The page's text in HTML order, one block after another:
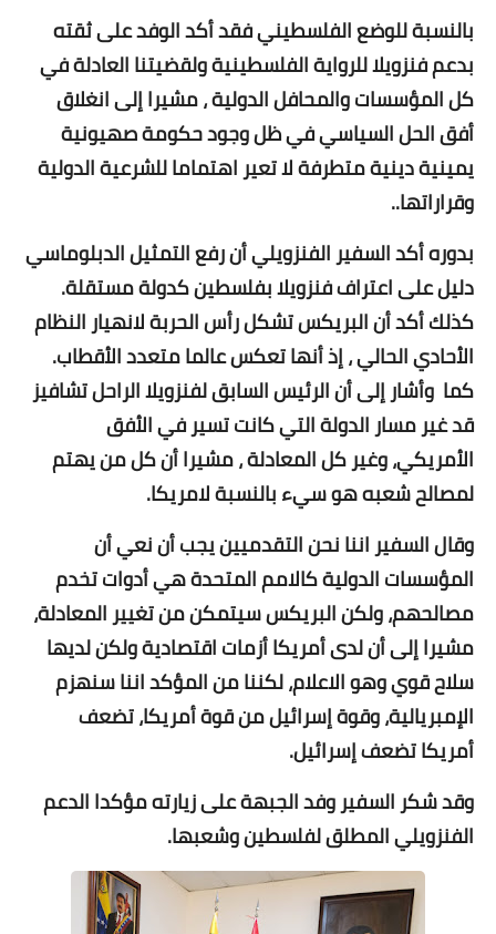
بالنسبة للوضع الفلسطيني فقد أكد الوفد على ثقته
بدعم فنزويلا للرواية الفلسطينية ولقضيتنا العادلة في
كل المؤسسات والمحافل الدولية ، مشيرا إلى انغلاق
أفق الحل السياسي في ظل وجود حكومة صهيونية
يمينية دينية متطرفة لا تعير اهتماما للشرعية الدولية
وقراراتها..
بدوره أكد السفير الفنزويلي أن رفع التمثيل الدبلوماسي
دليل على اعتراف فنزويلا بفلسطين كدولة مستقلة.
كذلك أكد أن البريكس تشكل رأس الحربة لانهيار النظام
الأحادي الحالي ، إذ أنها تعكس عالما متعدد الأقطاب.
كما وأشار إلى أن الرئيس السابق لفنزويلا الراحل تشافيز
قد غير مسار الدولة التي كانت تسير في الأفق
الأمريكي، وغير كل المعادلة ، مشيرا أن كل من يهتم
لمصالح شعبه هو سيء بالنسبة لامريكا.
وقال السفير اننا نحن التقدميين يجب أن نعي أن
المؤسسات الدولية كالامم المتحدة هي أدوات تخدم
مصالحهم، ولكن البريكس سيتمكن من تغيير المعادلة،
مشيرا إلى أن لدى أمريكا أزمات اقتصادية ولكن لديها
سلاح قوي وهو الاعلام، لكننا من المؤكد اننا سنهزم
الإمبريالية، وقوة إسرائيل من قوة أمريكا، تضعف
أمريكا تضعف إسرائيل.
وقد شكر السفير وفد الجبهة على زيارته مؤكدا الدعم
الفنزويلي المطلق لفلسطين وشعبها.